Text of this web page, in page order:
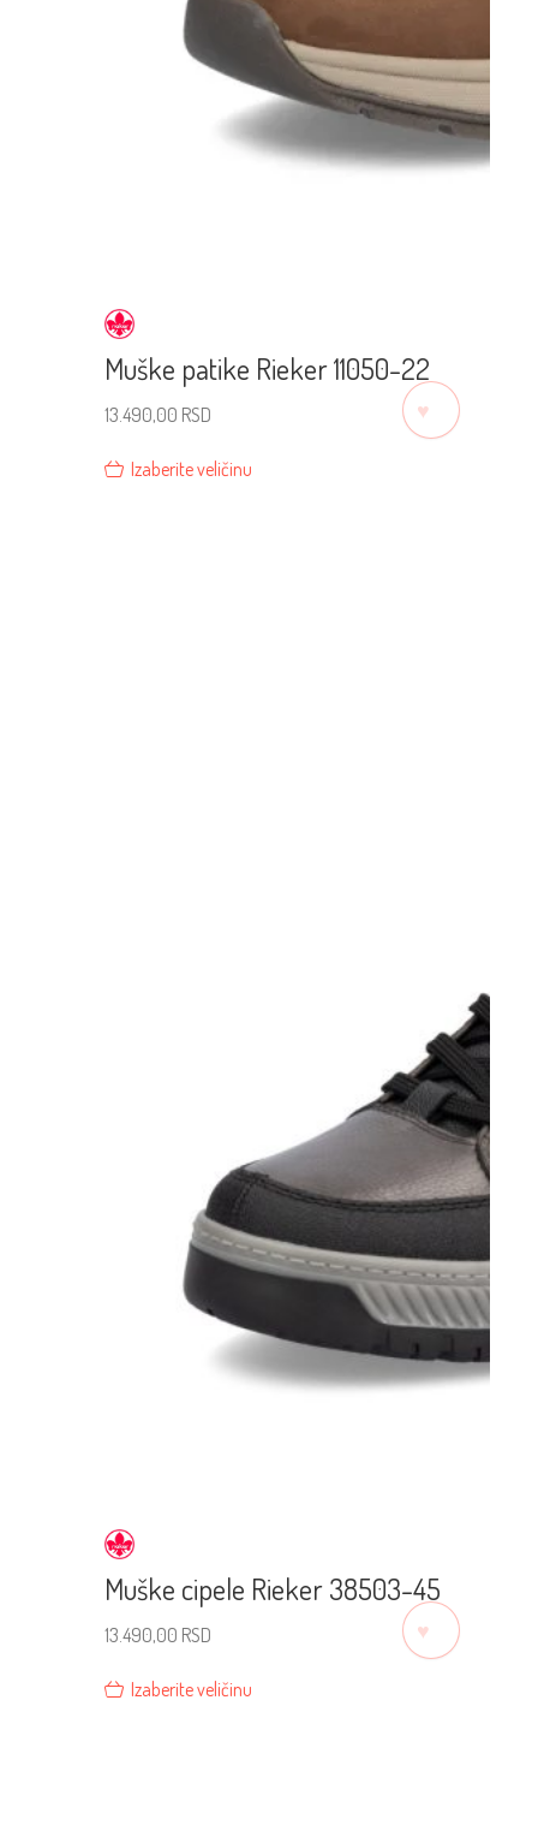
Muške patike Rieker 11050-22
13.490,00 RSD
Izaberite veličinu
Muške cipele Rieker 38503-45
13.490,00 RSD
Izaberite veličinu